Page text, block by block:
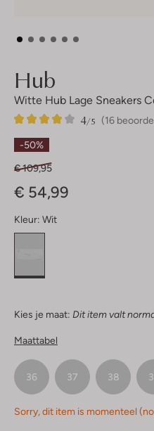
Hub
Witte Hub Lage Sneakers
(16
4/5
16
4
Sterren
-50%
€ 109,95
€ 54,99
Kleur: Wit
Kies je maat: Dit item valt
Maattabel
36 37 38
Sorry, dit item is momenteel